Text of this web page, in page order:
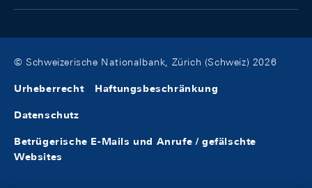
© Schweizerische Nationalbank, Zürich (Schweiz) 2026
Urheberrecht Haftungsbeschränkung
Datenschutz
Betrügerische E-Mails und Anrufe / gefälschte
Websites